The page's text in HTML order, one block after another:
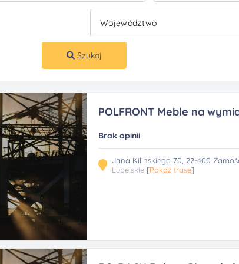
Szukaj
POLFRONT Meble na
Brak opinii
Jana Kilinskiego 70, 22-400
Lubelskie [Pokaż trasę]